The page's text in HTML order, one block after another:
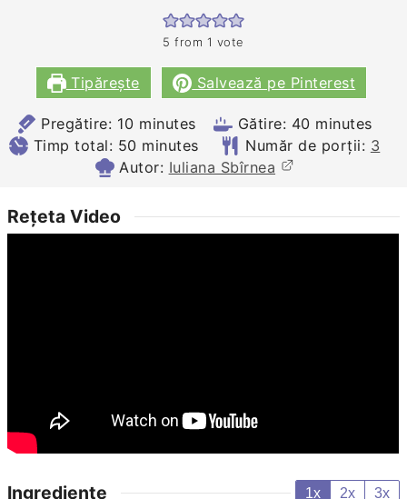
5 from 1 vote
Tipărește Salvează pe Pinterest
Pregătire: 10minutes
minutes Gătire: 40minutes
minutes
Timp total: 50minutes
minutes Număr de porții: 3
Autor: Iuliana Sbîrnea
Rețeta Video
Ingrediente 1x 2x 3x